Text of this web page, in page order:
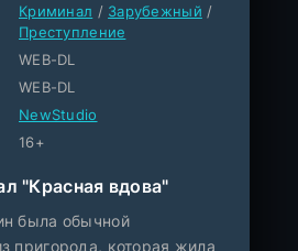
Криминал / Зарубежный /
Преступление
WEB-DL
WEB-DL
NewStudio
16+
"Красная вдова"
была обычной
пригорода, которая жила